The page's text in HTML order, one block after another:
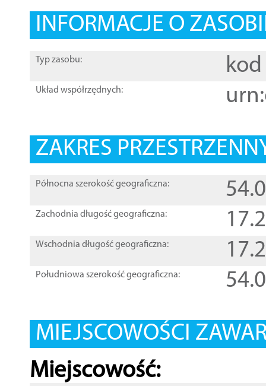
INFORMACJE O
Typ zasobu: kod
Układ współrzędnych:
ZAKRES
Północna szerokość geograficzna:
Zachodnia długość geograficzna:
Wschodnia długość geograficzna:
Południowa szerokość geograficzna:
MIEJSCOWOŚCI
Miejscowość: